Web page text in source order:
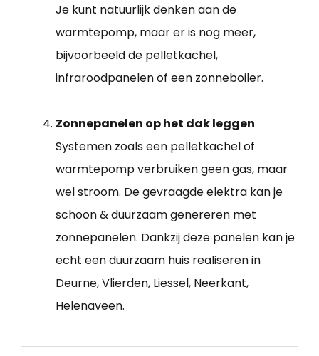
Je kunt natuurlijk denken aan de
warmtepomp, maar er is nog meer,
bijvoorbeeld de pelletkachel,
infraroodpanelen of een zonneboiler.
Zonnepanelen op het dak leggen
Systemen zoals een pelletkachel of
warmtepomp verbruiken geen gas, maar
wel stroom. De gevraagde elektra kan je
schoon & duurzaam genereren met
zonnepanelen. Dankzij deze panelen kan je
echt een duurzaam huis realiseren in
Deurne, Vlierden, Liessel, Neerkant,
Helenaveen.